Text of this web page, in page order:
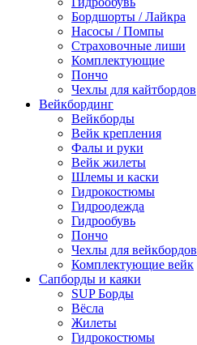
Бордшорты / Лайкра
Насосы / Помпы
Страховочные лиши
Комплектующие
Пончо
Чехлы для кайтбордов
Вейкбординг
Вейкборды
Вейк крепления
Фалы и руки
Вейк жилеты
Шлемы и каски
Гидрокостюмы
Гидроодежда
Гидрообувь
Пончо
Чехлы для вейкбордов
Комплектующие вейк
Сапборды и каяки
SUP Борды
Вёсла
Жилеты
Гидрокостюмы